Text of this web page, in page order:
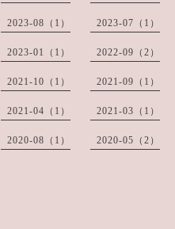
2023-08（1） 2023-07（1）
2023-01（1） 2022-09（2）
2021-10（1） 2021-09（1）
2021-04（1） 2021-03（1）
2020-08（1） 2020-05（2）